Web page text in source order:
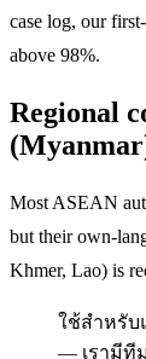
case log, our
above 98%.
Regional
Most ASEAN
but their own-
Khmer, Lao) is
ใช้สำหรับแ
— เรามีที